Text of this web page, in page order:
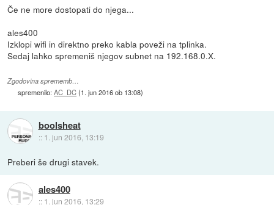
Če ne more dostopati do njega...
ales400
Izklopi wifi in direktno preko kabla poveži na tplinka.
Sedaj lahko spremeniš njegov subnet na 192.168.0.X.
Zgodovina sprememb…
spremenilo:AC_DC(1. jun 2016 ob 13:08)
boolsheat
:: 1. jun 2016, 13:19
Preberi še drugi stavek.
ales400
:: 1. jun 2016, 13:29